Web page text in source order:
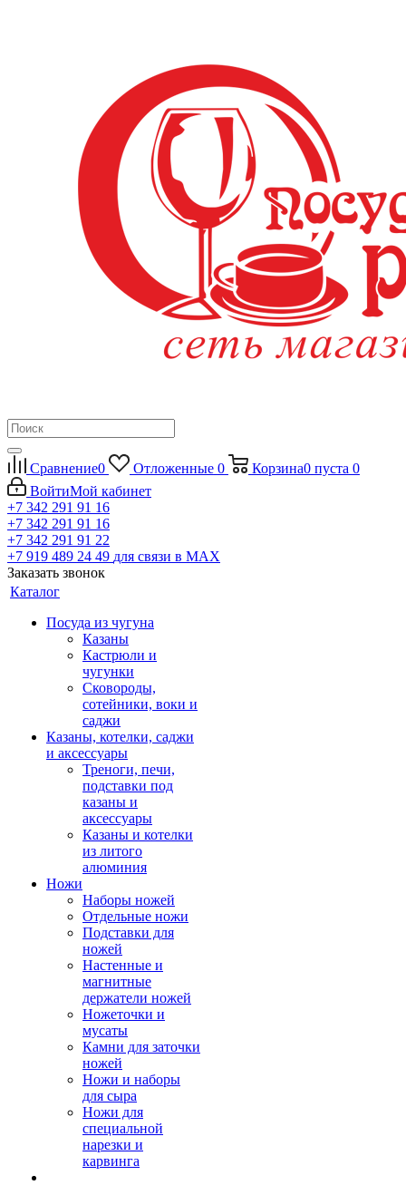
Сравнение0 Отложенные 0 Корзина0 пуста 0
ВойтиМой кабинет
+7 342 291 91 16
+7 342 291 91 16
+7 342 291 91 22
+7 919 489 24 49 для связи в МАХ
Заказать звонок
Каталог
Посуда из чугуна
Казаны
Кастрюли и
чугунки
Сковороды,
сотейники, воки и
саджи
Казаны, котелки, саджи
и аксессуары
Треноги, печи,
подставки под
казаны и
аксессуары
Казаны и котелки
из литого
алюминия
Ножи
Наборы ножей
Отдельные ножи
Подставки для
ножей
Настенные и
магнитные
держатели ножей
Ножеточки и
мусаты
Камни для заточки
ножей
Ножи и наборы
для сыра
Ножи для
специальной
нарезки и
карвинга